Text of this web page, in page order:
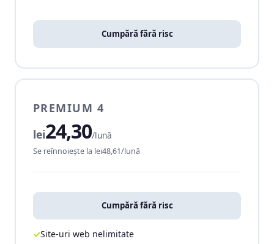
Cumpără fără risc
PREMIUM 4
lei24,30/lună
Se reînnoiește la lei48,61/lună
Cumpără fără risc
Site-uri web nelimitate